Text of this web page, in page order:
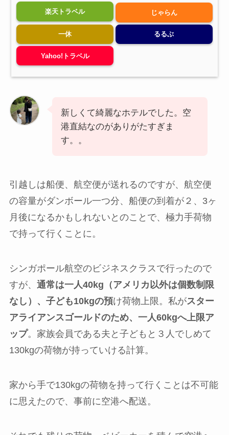
楽天トラベル じゃらん
一休 るるぶ
Yahoo!トラベル
新しくて綺麗なホテルでした。空
港直結なのがありがたすぎま
す。。
引越しは船便、航空便が送れるのですが、航空便
の容量がダンボール一つ分、船便の到着が２、3ヶ
月後になるかもしれないとのことで、極力手荷物
で持って行くことに。
シンガポール航空のビジネスクラスで行ったので
すが、 通常は一人40kg（アメリカ以外は個数制限
なし）、子ども10kgの預け荷物上限。私がスター
アライアンスゴールドのため、一人60kgへ上限ア
ップ。家族会員である夫と子どもと３人でしめて
130kgの荷物が持っていける計算。
家から手で130kgの荷物を持って行くことは不可能
に思えたので、事前に空港へ配送。